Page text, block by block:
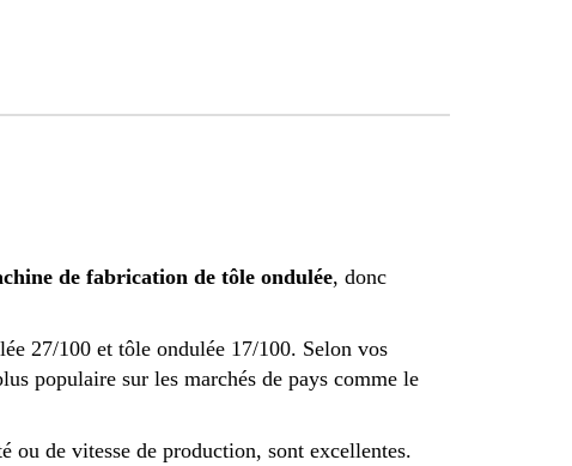
de fabrication de tôle ondulée, donc
27/100 et tôle ondulée 17/100. Selon vos
populaire sur les marchés de pays comme le
ou de vitesse de production, sont excellentes.